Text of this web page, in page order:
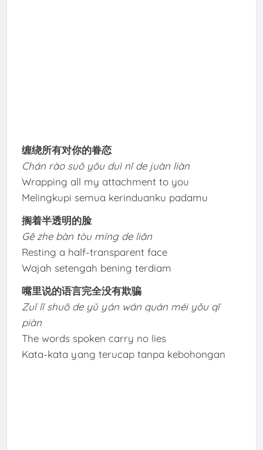
缠绕所有对你的眷恋
Chán rào suǒ yǒu duì nǐ de juàn liàn
Wrapping all my attachment to you
Melingkupi semua kerinduanku padamu
搁着半透明的脸
Gē zhe bàn tòu míng de liǎn
Resting a half-transparent face
Wajah setengah bening terdiam
嘴里说的语言完全没有欺骗
Zuǐ lǐ shuō de yǔ yán wán quán méi yǒu qī
piàn
The words spoken carry no lies
Kata-kata yang terucap tanpa kebohongan